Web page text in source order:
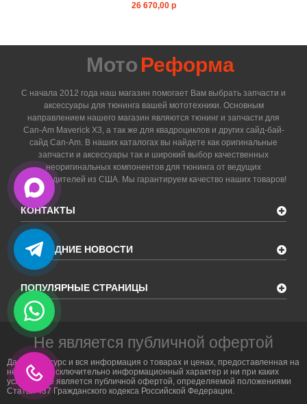
26 670,00 р
Мото Реформа
С начала 2012 года наш магазин помогает Вам выбрать запчасти и
аксессуары для тюнинга вашей мототехники. Основным
направлением нашего магазин являются тюнинг и запчасти для
Can-Am Maverick X3, а так же для квадроциклов и других сайд-бай-
сайд Can-Am. В наших каталогах вы найдете как оригинальные
запчасти и аксессуары так и широкий выбор качественных
неоригинальных компонентов для тюнинга от ведущих
производителей из США. Мы гарантируем качество наших товаров!
КОНТАКТЫ
ПОСЛЕДНИЕ НОВОСТИ
ПОПУЛЯРНЫЕ СТРАНИЦЫ
Не является публичной офертой
Данный ресурс и вся информация о товарах и ценах, предоставленная на
нём, носит исключительно информационный характер и ни при каких
условиях не является публичной офертой, определяемой положениями
Статьи 437 Гражданского кодекса Российской Федерации.